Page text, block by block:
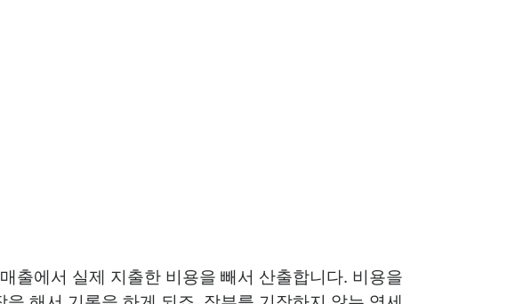
출에서 실제 지출한 비용을 빼서 산출합니다. 비용을